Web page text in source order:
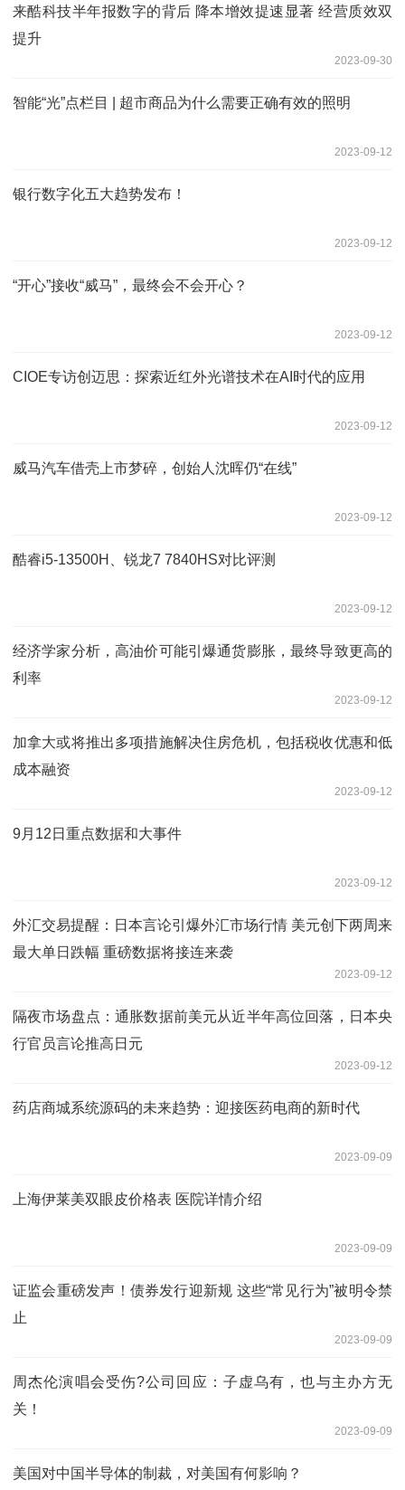
来酷科技半年报数字的背后 降本增效提速显著 经营质效双
提升
2023-09-30
智能“光”点栏目 | 超市商品为什么需要正确有效的照明
2023-09-12
银行数字化五大趋势发布！
2023-09-12
“开心”接收“威马”，最终会不会开心？
2023-09-12
CIOE专访创迈思：探索近红外光谱技术在AI时代的应用
2023-09-12
威马汽车借壳上市梦碎，创始人沈晖仍“在线”
2023-09-12
酷睿i5-13500H、锐龙7 7840HS对比评测
2023-09-12
经济学家分析，高油价可能引爆通货膨胀，最终导致更高的
利率
2023-09-12
加拿大或将推出多项措施解决住房危机，包括税收优惠和低
成本融资
2023-09-12
9月12日重点数据和大事件
2023-09-12
外汇交易提醒：日本言论引爆外汇市场行情 美元创下两周来
最大单日跌幅 重磅数据将接连来袭
2023-09-12
隔夜市场盘点：通胀数据前美元从近半年高位回落，日本央
行官员言论推高日元
2023-09-12
药店商城系统源码的未来趋势：迎接医药电商的新时代
2023-09-09
上海伊莱美双眼皮价格表 医院详情介绍
2023-09-09
证监会重磅发声！债券发行迎新规 这些“常见行为”被明令禁
止
2023-09-09
周杰伦演唱会受伤?公司回应：子虚乌有，也与主办方无
关！
2023-09-09
美国对中国半导体的制裁，对美国有何影响？